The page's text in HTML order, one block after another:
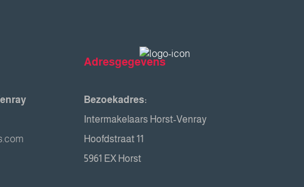
Adresgegevens
Bezoekadres:
Intermakelaars Horst-Venray
Hoofdstraat 11
5961 EX Horst